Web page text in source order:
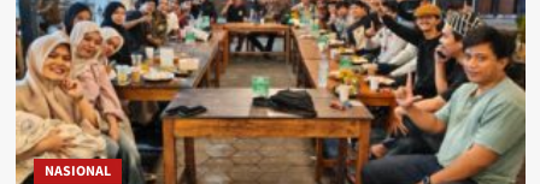
NASIONAL